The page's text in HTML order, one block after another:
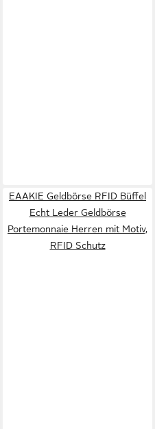
EAAKIE Geldbörse RFID Büffel
Echt Leder Geldbörse
Portemonnaie Herren mit Motiv,
RFID Schutz